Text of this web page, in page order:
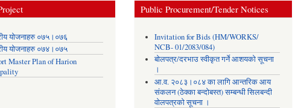
योजनाहरु ०७५।०७६
योजनाहरु ०७४।०७५
Master Plan of Harion
Public Procurement/Tender Notices
Invitation for Bids (HM/WORKS/
NCB- 01/2083/084)
बोलपत्र/दरभाउ स्वीकृत गर्ने आशयको सूचना
।
आ.व. २०८३।०८४ का लागि आन्तरिक आय
संकलन (ठेक्का बन्दोबस्त) सम्बन्धी सिलबन्दी
वोलपत्रको सूचना ।